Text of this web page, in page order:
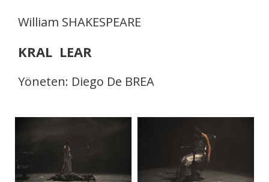
William SHAKESPEARE
KRAL LEAR
Yöneten: Diego De BREA